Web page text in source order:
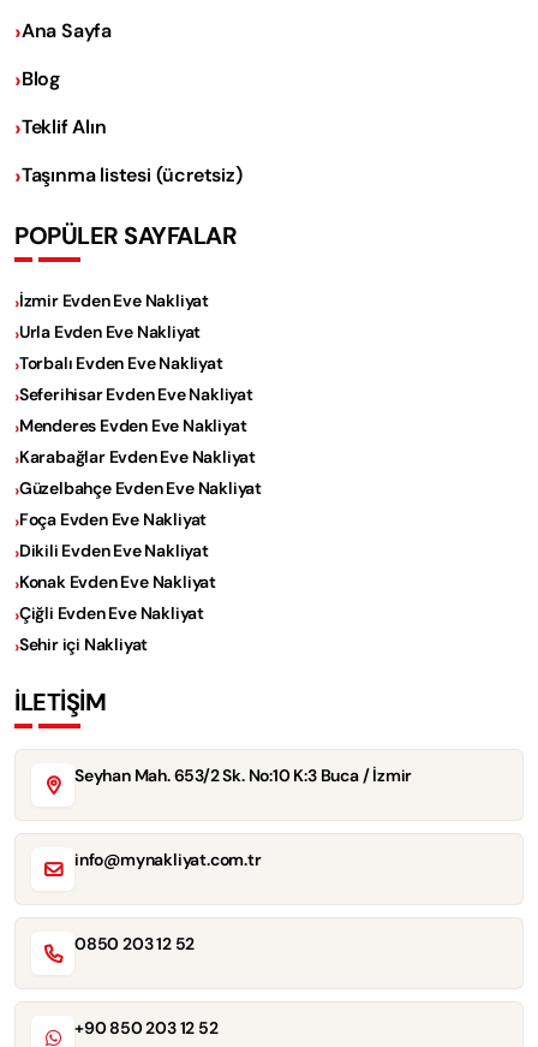
Ana Sayfa
Blog
Teklif Alın
Taşınma listesi (ücretsiz)
POPÜLER SAYFALAR
İzmir Evden Eve Nakliyat
Urla Evden Eve Nakliyat
Torbalı Evden Eve Nakliyat
Seferihisar Evden Eve Nakliyat
Menderes Evden Eve Nakliyat
Karabağlar Evden Eve Nakliyat
Güzelbahçe Evden Eve Nakliyat
Foça Evden Eve Nakliyat
Dikili Evden Eve Nakliyat
Konak Evden Eve Nakliyat
Çiğli Evden Eve Nakliyat
Sehir içi Nakliyat
İLETİŞİM
Seyhan Mah. 653/2 Sk. No:10 K:3 Buca / İzmir
info@mynakliyat.com.tr
0850 203 12 52
+90 850 203 12 52